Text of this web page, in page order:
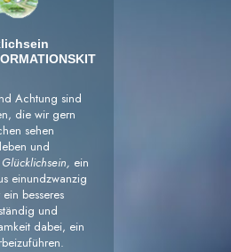
Achtung sind
die wir gern
sehen
und
ein
einundzwanzig
besseres
und
dabei, ein